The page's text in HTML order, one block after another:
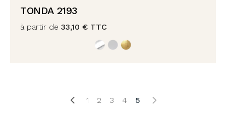
TONDA 2193
à partir de 33,10 € TTC
1 2 3 4 5